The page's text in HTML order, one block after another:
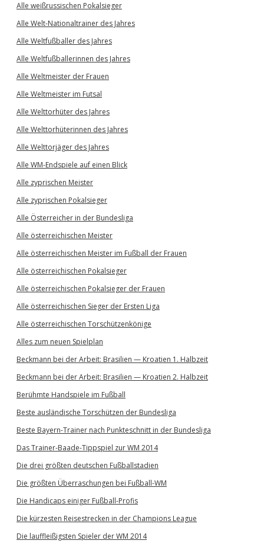
Alle weißrussischen Pokalsieger
Alle Welt-Nationaltrainer des Jahres
Alle Weltfußballer des Jahres
Alle Weltfußballerinnen des Jahres
Alle Weltmeister der Frauen
Alle Weltmeister im Futsal
Alle Welttorhüter des Jahres
Alle Welttorhüterinnen des Jahres
Alle Welttorjäger des Jahres
Alle WM-Endspiele auf einen Blick
Alle zyprischen Meister
Alle zyprischen Pokalsieger
Alle Österreicher in der Bundesliga
Alle österreichischen Meister
Alle österreichischen Meister im Fußball der Frauen
Alle österreichischen Pokalsieger
Alle österreichischen Pokalsieger der Frauen
Alle österreichischen Sieger der Ersten Liga
Alle österreichischen Torschützenkönige
Alles zum neuen Spielplan
Beckmann bei der Arbeit: Brasilien — Kroatien 1. Halbzeit
Beckmann bei der Arbeit: Brasilien — Kroatien 2. Halbzeit
Berühmte Handspiele im Fußball
Beste ausländische Torschützen der Bundesliga
Beste Bayern-Trainer nach Punkteschnitt in der Bundesliga
Das Trainer-Baade-Tippspiel zur WM 2014
Die drei größten deutschen Fußballstadien
Die größten Überraschungen bei Fußball-WM
Die Handicaps einiger Fußball-Profis
Die kürzesten Reisestrecken in der Champions League
Die lauffleißigsten Spieler der WM 2014